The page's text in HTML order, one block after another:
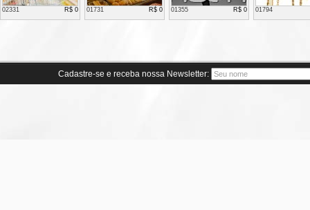
02331 R$ 0 01731 R$ 0 01355 R$ 0 01794
Cadastre-se e receba nossa Newsletter: